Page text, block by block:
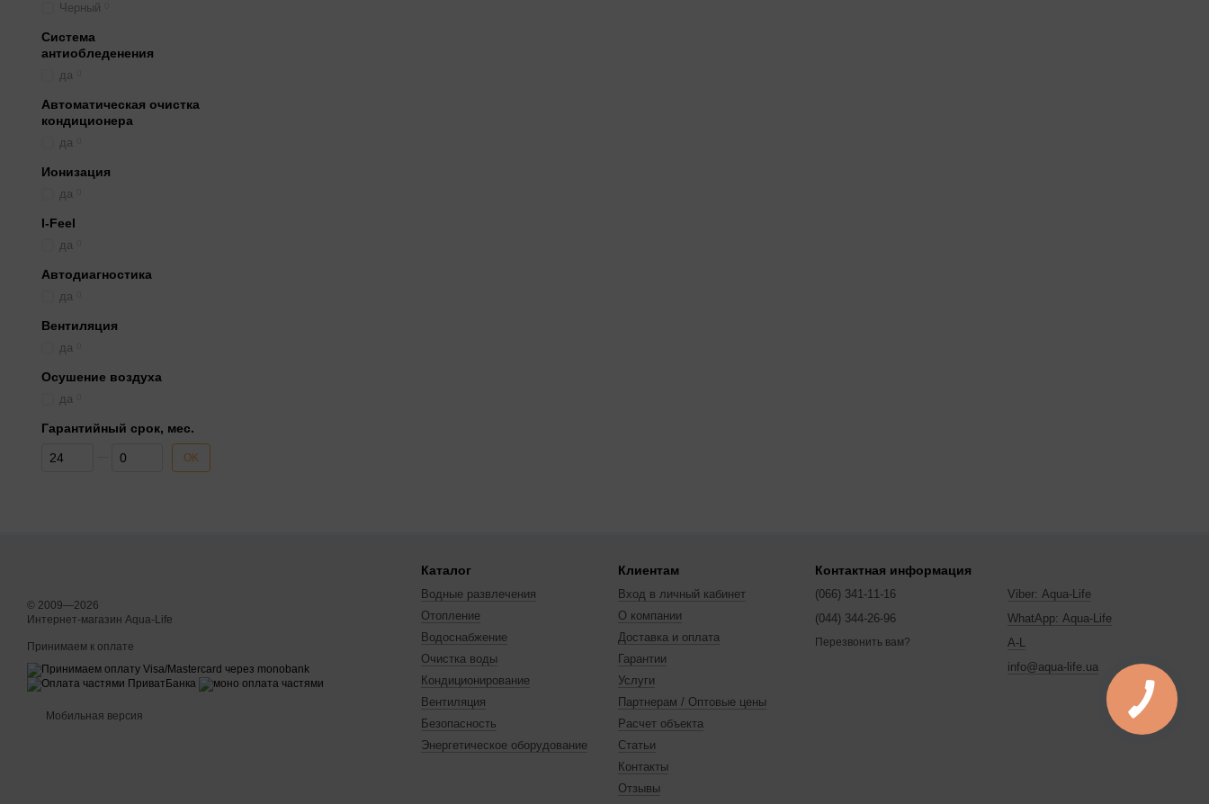
Черный
Система
антиобледенения
да
Автоматическая очистка
кондиционера
да
Ионизация
да
I-Feel
да
Автодиагностика
да
Вентиляция
да
Осушение воздуха
да
Гарантийный срок, мес.
От Гарантийный срок, мес.
До Гарантийный срок, мес.
OK
© 2009—2026
Интернет-магазин Aqua-Life
Принимаем к оплате
Мобильная версия
Каталог
Водные развлечения
Отопление
Водоснабжение
Очистка воды
Кондиционирование
Вентиляция
Безопасность
Энергетическое оборудование
Клиентам
Вход в личный кабинет
О компании
Доставка и оплата
Гарантии
Услуги
Партнерам / Оптовые цены
Расчет объекта
Статьи
Контакты
Отзывы
Контактная информация
(066) 341-11-16
(044) 344-26-96
Перезвонить вам?
Viber: Aqua-Life
WhatApp: Aqua-Life
A-L
info@aqua-life.ua